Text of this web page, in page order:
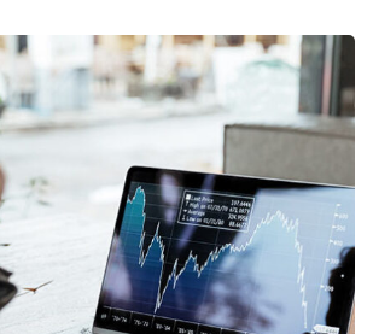
OCT Analytics